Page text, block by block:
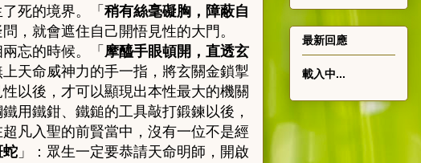
死的境界。「 稍有絲毫礙胸，障蔽自
，就會遮住自己開悟見性的大門。
忘的時候。「 摩醯手眼頓開，直透玄
天命威神力的手一指，將玄關金鎖掣
性以後，才可以顯現出本性最大的機關
用鐵鉗、鐵鎚的工具敲打鍛鍊以後，
超凡入聖的前賢當中，沒有一位不是經
蛇 」： 眾生一定要恭請天命明師，開啟
最新回應
載入中...